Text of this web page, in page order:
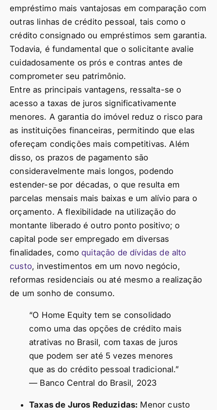
empréstimo mais vantajosas em comparação com
outras linhas de crédito pessoal, tais como o
crédito consignado ou empréstimos sem garantia.
Todavia, é fundamental que o solicitante avalie
cuidadosamente os prós e contras antes de
comprometer seu patrimônio.
Entre as principais vantagens, ressalta-se o
acesso a taxas de juros significativamente
menores. A garantia do imóvel reduz o risco para
as instituições financeiras, permitindo que elas
ofereçam condições mais competitivas. Além
disso, os prazos de pagamento são
consideravelmente mais longos, podendo
estender-se por décadas, o que resulta em
parcelas mensais mais baixas e um alívio para o
orçamento. A flexibilidade na utilização do
montante liberado é outro ponto positivo; o
capital pode ser empregado em diversas
finalidades, comoquitação de dívidas de alto
custo, investimentos em um novo negócio,
reformas residenciais ou até mesmo a realização
de um sonho de consumo.
“O Home Equity tem se consolidado
como uma das opções de crédito mais
atrativas no Brasil, com taxas de juros
que podem ser até 5 vezes menores
que as do crédito pessoal tradicional.”
— Banco Central do Brasil, 2023
Taxas de Juros Reduzidas: Menor custo